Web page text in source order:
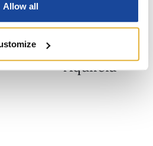
Allow all
EVENTO SUCCESSIVO
18.03 al MAN di
Aquileia